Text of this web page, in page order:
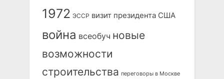
1972 ЭССР визит президента США
война всеобуч новые
возможности
строительства переговоры в Москве